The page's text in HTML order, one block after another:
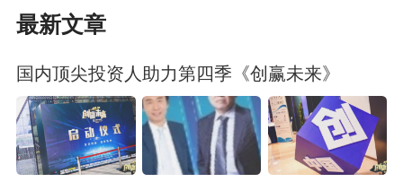
最新文章
国内顶尖投资人助力第四季《创赢未来》